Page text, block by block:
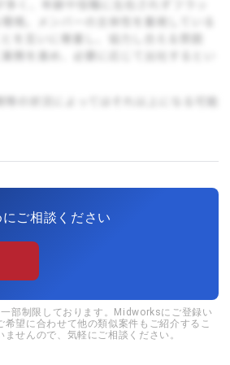
ご相談ください
部制限しております。Midworksにご登録い
望に合わせて他の類似案件もご紹介するこ
せんので、気軽にご相談ください。